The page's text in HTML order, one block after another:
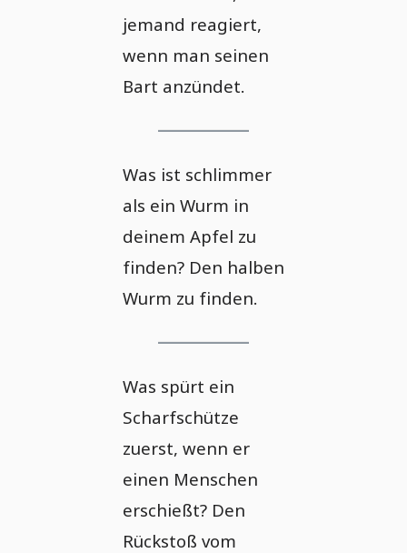
jemand reagiert,
wenn man seinen
Bart anzündet.
Was ist schlimmer
als ein Wurm in
deinem Apfel zu
finden? Den halben
Wurm zu finden.
Was spürt ein
Scharfschütze
zuerst, wenn er
einen Menschen
erschießt? Den
Rückstoß vom